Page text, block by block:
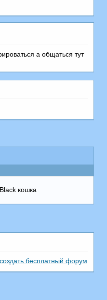
а общаться тут
Black кошка
создать бесплатный форум